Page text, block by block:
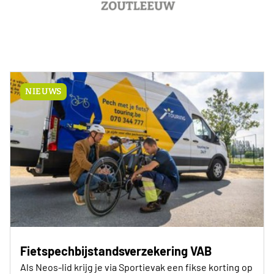
NIEUWS
Fietspechbijstandsverzekering VAB
Als Neos-lid krijg je via Sportievak een fikse korting op